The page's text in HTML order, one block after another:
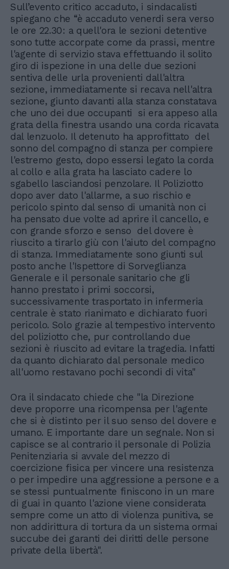
Sull’evento critico accaduto, i sindacalisti
spiegano che “è accaduto venerdi sera verso
le ore 22.30: a quell'ora le sezioni detentive
sono tutte accorpate come da prassi, mentre
l'agente di servizio stava effettuando il solito
giro di ispezione in una delle due sezioni
sentiva delle urla provenienti dall'altra
sezione, immediatamente si recava nell'altra
sezione, giunto davanti alla stanza constatava
che uno dei due occupanti si era appeso alla
grata della finestra usando una corda ricavata
dal lenzuolo. Il detenuto ha approfittato del
sonno del compagno di stanza per compiere
l'estremo gesto, dopo essersi legato la corda
al collo e alla grata ha lasciato cadere lo
sgabello lasciandosi penzolare. Il Poliziotto
dopo aver dato l'allarme, a suo rischio e
pericolo spinto dal senso di umanità non ci
ha pensato due volte ad aprire il cancello, e
con grande sforzo e senso del dovere è
riuscito a tirarlo giù con l'aiuto del compagno
di stanza. Immediatamente sono giunti sul
posto anche l'Ispettore di Sorveglianza
Generale e il personale sanitario che gli
hanno prestato i primi soccorsi,
successivamente trasportato in infermeria
centrale è stato rianimato e dichiarato fuori
pericolo. Solo grazie al tempestivo intervento
del poliziotto che, pur controllando due
sezioni è riuscito ad evitare la tragedia. Infatti
da quanto dichiarato dal personale medico
all'uomo restavano pochi secondi di vita"
Ora il sindacato chiede che "la Direzione
deve proporre una ricompensa per l'agente
che si è distinto per il suo senso del dovere e
umano. E importante dare un segnale. Non si
capisce se al contrario il personale di Polizia
Penitenziaria si avvale del mezzo di
coercizione fisica per vincere una resistenza
o per impedire una aggressione a persone e a
se stessi puntualmente finiscono in un mare
di guai in quanto l'azione viene considerata
sempre come un atto di violenza punitiva, se
non addirittura di tortura da un sistema ormai
succube dei garanti dei diritti delle persone
private della libertà".